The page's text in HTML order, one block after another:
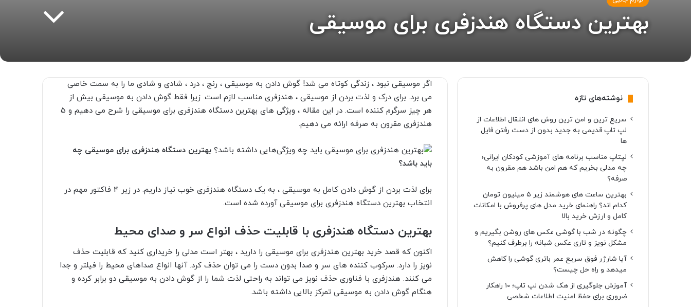
بهترین دستگاه هندزفری برای موسیقی
اگر موسیقی نبود ، زندگی کوتاه می شد! گوش دادن به موسیقی ، رنج ، درد ، شادی و شادی ما را به سمت خاصی
می برد. برای درک و لذت بردن از موسیقی ، هندزفری مناسب لازم است. زیرا فقط گوش دادن به موسیقی بیش از
هر چیز سرگرم کننده است. در این مقاله ، ویژگی های بهترین دستگاه هندزفری برای موسیقی را شرح می دهیم و 5
هندزفری مقرون به صرفه ارائه می دهیم.
بهترین دستگاه هندزفری برای موسیقی چه
باید باشد؟
برای لذت بردن از گوش دادن کامل به موسیقی ، به یک دستگاه هندزفری خوب نیاز داریم. در زیر 4 فاکتور مهم در
انتخاب بهترین دستگاه هندزفری برای موسیقی آورده شده است.
بهترین دستگاه هندزفری با قابلیت حذف انواع سر و صدای محیط
اکنون که قصد خرید بهترین هندزفری برای موسیقی را دارید ، بهتر است مدلی را خریداری کنید که قابلیت حذف
نویز را دارد. سرکوب کننده های سر و صدا بدون دست را می توان حذف کرد. آنها انواع صداهای محیط را فیلتر و جدا
می کنند. هندزفری با فناوری حذف نویز می تواند به راحتی لذت شما را از گوش دادن به موسیقی دو برابر کرده و
هنگام گوش دادن به موسیقی تمرکز بالایی داشته باشد.
نوشته‌های تازه
سریع ترین و امن ترین روش های انتقال اطلاعات از
لپ تاپ قدیمی به جدید بدون از دست رفتن فایل
ها
لپتاپ مناسب برنامه های آموزشی کودکان ایرانی؛
چه مدلی بخریم که هم امن باشد هم مقرون به
صرفه؟
بهترین ساعت های هوشمند زیر ۵ میلیون تومان
کدام اند؟ راهنمای خرید مدل های پرفروش با امکانات
کامل و ارزش خرید بالا
چگونه در شب با گوشی عکس های روشن بگیریم و
مشکل نویز و تاری عکس شبانه را برطرف کنیم؟
آیا شارژر فوق سریع عمر باتری گوشی را کاهش
میدهد و راه حل چیست؟
آموزش جلوگیری از هک شدن لپ تاپ؛ 10 راهکار
ضروری برای حفظ امنیت اطلاعات شخصی